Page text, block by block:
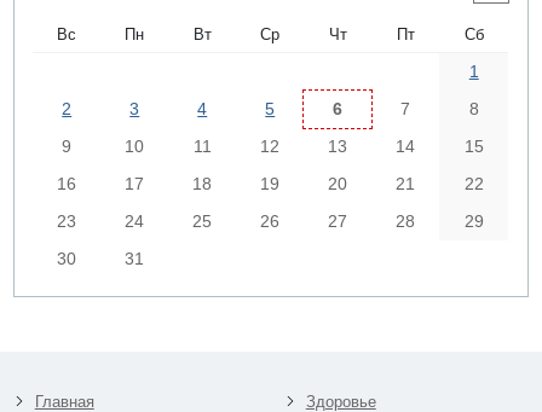
Вс Пн Вт Ср Чт Пт Сб
1
2
3 4 5 6 7
8
9
10 11 12 13 14
15
16
17 18 19 20 21
22
23
24 25 26 27 28
29
30
31
Главная
Здоровье